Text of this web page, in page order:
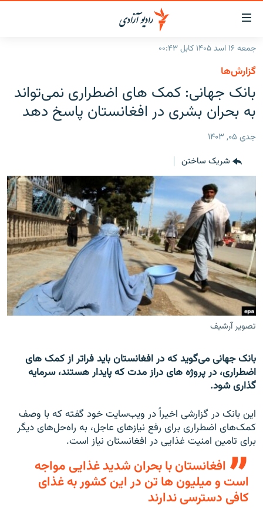
لینک‌های
قابل
دسترسی
بازگشت
متن
اصلی
بازگشت
منوی
مراجعه
صفحه
جستجو
گزارش‌ها
افغانستان
جهان
خبرها
مصاحبه‌ها
برنامه‌ها
مجموعه تصویری
ورزش
بحران مهاجرت
'کووید-۱۹'
تماس
صفحه پشتو
Azadi English
به ما بپیوندید
همۀ سایت‌های رادیو آزادی/ رادیو اروپای آزاد
جمعه ۱۶ اسد ۱۴۰۵ کابل ۰۰:۴۳
گزارش‌ها
بانک جهانی: کمک های اضطراری نمی‌تواند
به بحران بشری در افغانستان پاسخ دهد
جدی ۰۵, ۱۴۰۳
شریک ساختن
تصویر آرشیف
بانک جهانی می‌گوید که در افغانستان باید فراتر از کمک های
اضطراری، در پروژه های دراز مدت که پایدار هستند، سرمایه
گذاری شود.
این بانک در گزارشی اخیراً در ویب‌سایت خود گفته که با وصف
کمک‌های اضطراری برای رفع نیازهای عاجل، به راه‌حل‌های دیگر
برای تامین امنیت غذایی در افغانستان نیاز است.
افغانستان با بحران شدید غذایی مواجه
است و میلیون ها تن در این کشور به غذای
کافی دسترسی ندارند